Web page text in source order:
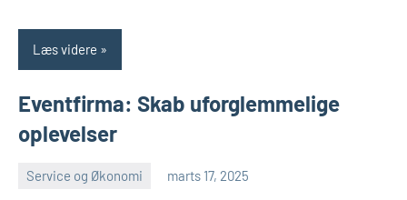
Læs videre
Eventfirma: Skab uforglemmelige
oplevelser
Service og Økonomi marts 17, 2025